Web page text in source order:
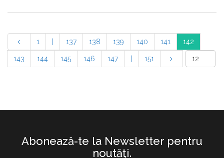
1 137 138 139 140 141 142
143 144 145 146 147 151
Abonează-te la Newsletter pentru
noutăţi.